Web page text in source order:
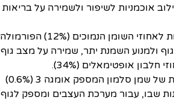
אוכמניות לשיפור ולשמירה על בריאות
הודות לאחוזי השומן הנמוכים (12%) הפורמולה
ולמנוע השמנת יתר, שמירה על מצב גוף
אופטימאלים (34%).
עם תוספת של שמן סלמון המספק אומגה 3 (0.6%)
שבו, עבור מערכת העצבים ומספק לגוף